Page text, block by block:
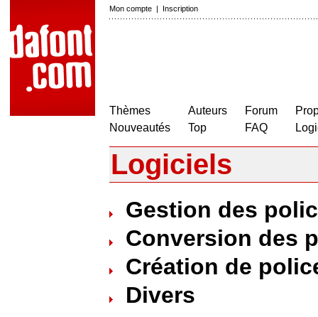
Mon compte | Inscription
Thèmes
Nouveautés
Auteurs
Top
Forum
FAQ
Logiciels
Gestion des
Conversion des
Création de
Divers